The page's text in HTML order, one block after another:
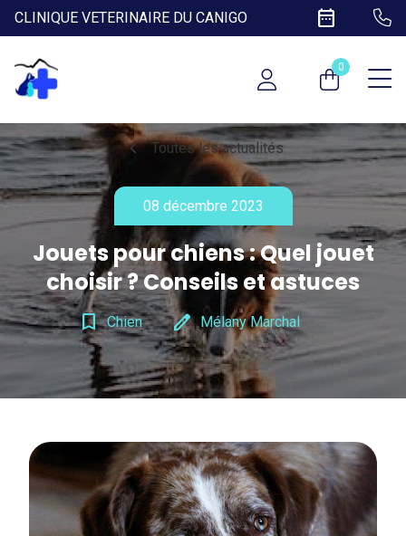
CLINIQUE VETERINAIRE DU CANIGO date_range
0
chevron_left Toutes les actualités
08 décembre 2023
Jouets pour chiens : Quel jouet
choisir ? Conseils et astuces
bookmark_border Chien edit Mélany Marchal